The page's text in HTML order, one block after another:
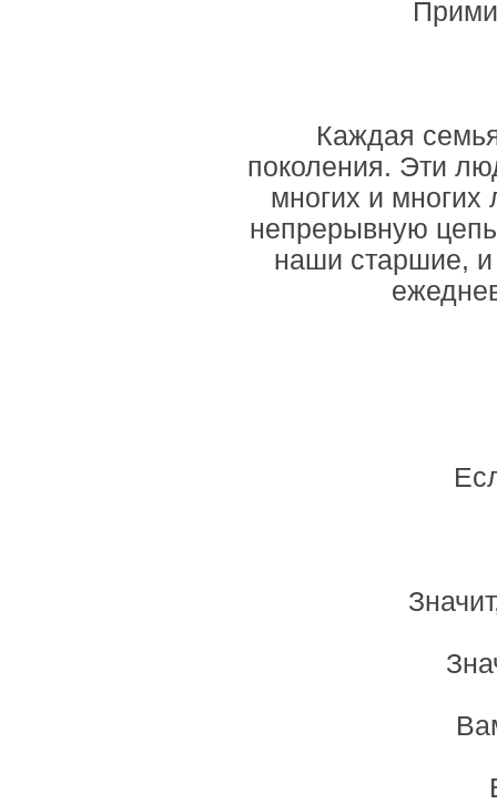
Каждая
поколения. Эти
многих и многих
непрерывную
наши старшие,